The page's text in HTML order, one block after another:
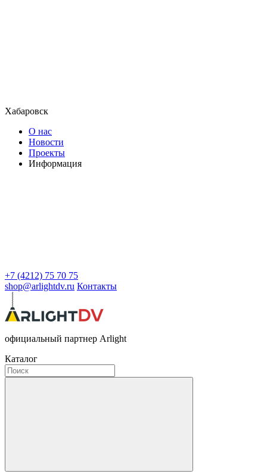
Хабаровск
О нас
Новости
Проекты
Информация
+7 (4212) 75 70 75
shop@arlightdv.ru Контакты
официальный партнер Arlight
Каталог